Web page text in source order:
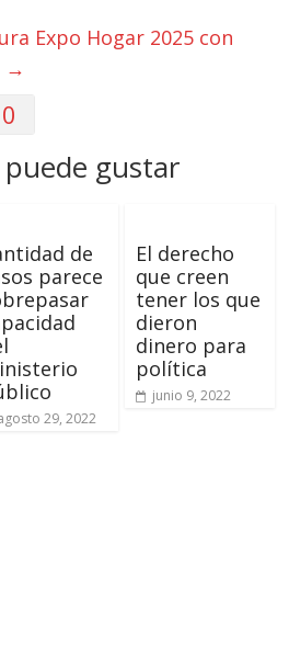
Expo Hogar 2025 con
→
0
gustar
de
parece
29, 2022
El derecho
que creen
tener los que
dieron
dinero para
política
junio 9, 2022